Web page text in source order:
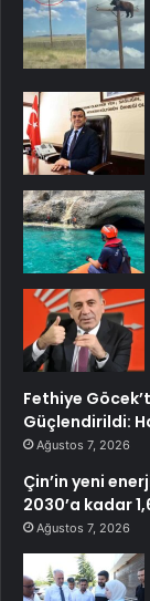
Fethiye
Güçlendirildi:
Ağustos 7, 2026
Çin’in yeni
2030’a kadar
Ağustos 7, 2026